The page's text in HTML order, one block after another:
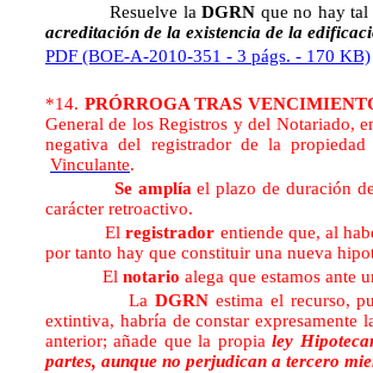
Resuelve laDGRN que no hay
acreditación de la existencia de la
PDF (BOE-A-2010-351 - 3 págs. - 170 KB)
*14. PRÓRROGA TRAS
General de los Registros y del Notariado,
negativa del registrador de la
Vinculante.
Se amplíael plazo de duración
carácter retroactivo.
Elregistrador entiende que, al
por tanto hay que constituir una nueva
El notario alega que estamos ante
La DGRNestima el recurso,
extintiva, habría de constar
anterior; añade que la propialey
partes, aunque no perjudican a tercero